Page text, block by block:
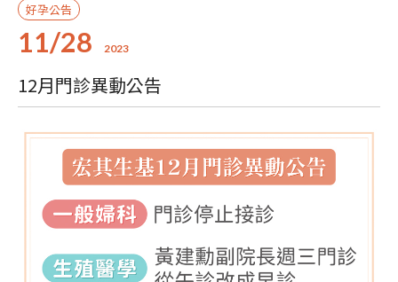
好孕公告
11/28 2023
12月門診異動公告